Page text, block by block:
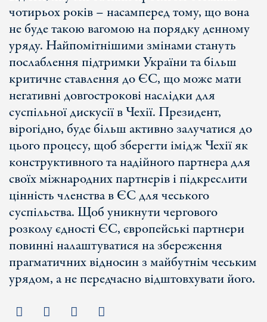
чотирьох років – насамперед тому, що вона
не буде такою вагомою на порядку денному
уряду. Найпомітнішими змінами стануть
послаблення підтримки України та більш
критичне ставлення до ЄС, що може мати
негативні довгострокові наслідки для
суспільної дискусії в Чехії. Президент,
вірогідно, буде більш активно залучатися до
цього процесу, щоб зберегти імідж Чехії як
конструктивного та надійного партнера для
своїх міжнародних партнерів і підкреслити
цінність членства в ЄС для чеського
суспільства. Щоб уникнути чергового
розколу єдності ЄС, європейські партнери
повинні налаштуватися на збереження
прагматичних відносин з майбутнім чеським
урядом, а не передчасно відштовхувати його.